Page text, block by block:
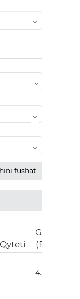
Qyteti
Grant
(EUR)
435.00